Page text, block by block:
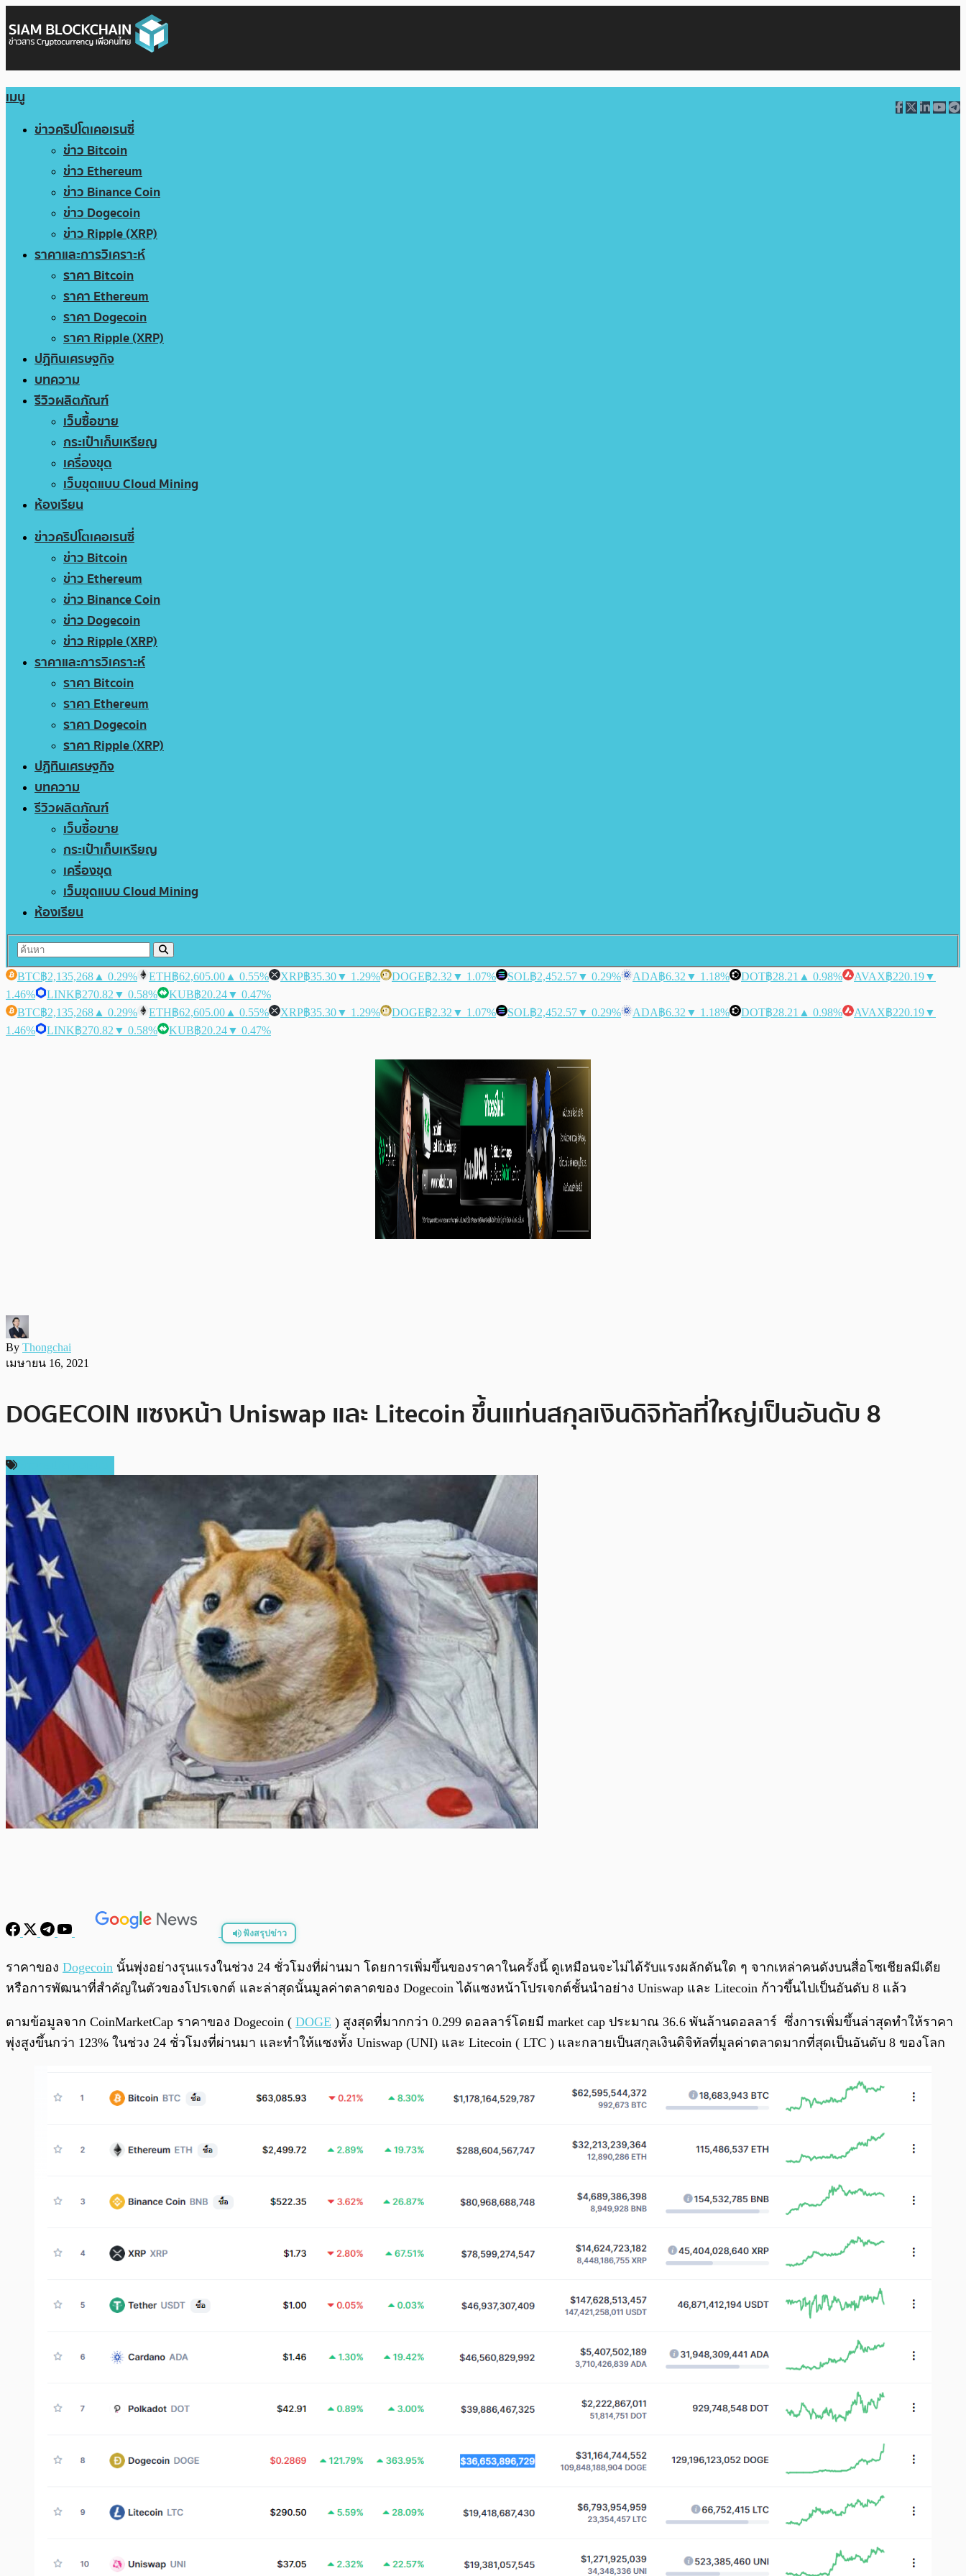
เมนู
ข่าวคริปโตเคอเรนซี่
ข่าว Bitcoin
ข่าว Ethereum
ข่าว Binance Coin
ข่าว Dogecoin
ข่าว Ripple (XRP)
ราคาและการวิเคราะห์
ราคา Bitcoin
ราคา Ethereum
ราคา Dogecoin
ราคา Ripple (XRP)
ปฏิทินเศรษฐกิจ
บทความ
รีวิวผลิตภัณฑ์
เว็บซื้อขาย
กระเป๋าเก็บเหรียญ
เครื่องขุด
เว็บขุดแบบ Cloud Mining
ห้องเรียน
ข่าวคริปโตเคอเรนซี่
ข่าว Bitcoin
ข่าว Ethereum
ข่าว Binance Coin
ข่าว Dogecoin
ข่าว Ripple (XRP)
ราคาและการวิเคราะห์
ราคา Bitcoin
ราคา Ethereum
ราคา Dogecoin
ราคา Ripple (XRP)
ปฏิทินเศรษฐกิจ
บทความ
รีวิวผลิตภัณฑ์
เว็บซื้อขาย
กระเป๋าเก็บเหรียญ
เครื่องขุด
เว็บขุดแบบ Cloud Mining
ห้องเรียน
BTC฿2,135,268 ▲ 0.29% ETH฿62,605.00 ▲ 0.55% XRP฿35.30▼ 1.29% DOGE฿2.32 ▼ 1.07% SOL฿2,452.57▼ 0.29% ADA฿6.32 ▼ 1.18% DOT฿28.21 ▲ 0.98% AVAX฿220.19▼
1.46%
LINK฿270.82 ▼ 0.58% KUB฿20.24▼ 0.47%
BTC฿2,135,268 ▲ 0.29% ETH฿62,605.00 ▲ 0.55% XRP฿35.30▼ 1.29% DOGE฿2.32 ▼ 1.07% SOL฿2,452.57▼ 0.29% ADA฿6.32 ▼ 1.18% DOT฿28.21 ▲ 0.98% AVAX฿220.19▼
1.46%
LINK฿270.82 ▼ 0.58% KUB฿20.24▼ 0.47%
By Thongchai
เมษายน 16, 2021
DOGECOIN แซงหน้า Uniswap และ Litecoin ขึ้นแท่นสกุลเงินดิจิทัลที่ใหญ่เป็นอันดับ 8
ฟังสรุปข่าว
พร้อมเล่น 0:00 /0:00
ราคาของ Dogecoin นั้นพุ่งอย่างรุนแรงในช่วง 24 ชั่วโมงที่ผ่านมา โดยการเพิ่มขึ้นของราคาในครั้งนี้ ดูเหมือนจะไม่ได้รับแรงผลักดันใด ๆ จากเหล่าคนดังบนสื่อโซเชียลมีเดีย
หรือการพัฒนาที่สำคัญในตัวของโปรเจกต์ และล่าสุดนั้นมูลค่าตลาดของ Dogecoin ได้แซงหน้าโปรเจกต์ชั้นนำอย่าง Uniswap และ Litecoin ก้าวขึ้นไปเป็นอันดับ 8 แล้ว
ตามข้อมูลจาก CoinMarketCap ราคาของ Dogecoin ( DOGE ) สูงสุดที่มากกว่า 0.299 ดอลลาร์โดยมี market cap ประมาณ 36.6 พันล้านดอลลาร์ ซึ่งการเพิ่มขึ้นล่าสุดทำให้ราคา
พุ่งสูงขึ้นกว่า 123% ในช่วง 24 ชั่วโมงที่ผ่านมา และทำให้แซงทั้ง Uniswap (UNI) และ Litecoin ( LTC ) และกลายเป็นสกุลเงินดิจิทัลที่มูลค่าตลาดมากที่สุดเป็นอันดับ 8 ของโลก